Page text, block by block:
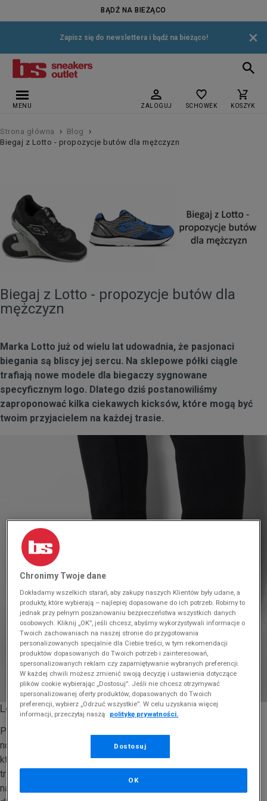
BĄDŹ NA BIEŻĄCO
Zapisz się do newslettera i bądź na bieżąco! ×
MENU ZALOGUJ SCHOWEK KOSZYK
Strona główna › Blog ›
Biegaj z Lotto - propozycje butów dla mężczyzn
Biegaj z Lotto - propozycje butów dla
mężczyzn
Marka Lotto już od wielu lat udowadnia, że pasjonaci
biegania są bliscy jej sercu. Na sklepowe półki ciągle
trafiają nowe modele dla biegaczy sygnowane
specyficznym logo. Dlatego dziś postanowiliśmy
zaproponować kilka ciekawych kicksów, które mogą być
twoim przyjacielem na każdej trasie.
Lotto Freeride AMF
Pierwsza pozycja w zestawieniu to model Freeride AMF, czyli
nowoczesna sylwetka z przewiewnego materiału tekstylnego,
który bez problemu dopasowuje się do stopy, dobrze ją
trzymając i zapewniając jej optymalny poziom stabilizacji. Buty
nadają się dla biegaczy biegających zarówno na krótkich, jak i
Chronimy Twoje dane
Dokładamy wszelkich starań, aby zakupy naszych Klientów były udane, a
produkty, które wybierają – najlepiej dopasowane do ich potrzeb. Robimy to
jednak przy pełnym poszanowaniu bezpieczeństwa wszystkich danych
osobowych. Kliknij „OK”, jeśli chcesz, abyśmy wykorzystywali informacje o
Twoich zachowaniach na naszej stronie do przygotowania
personalizowanych specjalnie dla Ciebie treści, w tym rekomendacji
produktów dopasowanych do Twoich potrzeb i zainteresowań,
spersonalizowanych reklam czy zapamiętywanie wybranych preferencji.
W każdej chwili możesz zmienić swoją decyzję i ustawienia dotyczące
plików cookie wybierając „Dostosuj”. Jeśli nie chcesz otrzymywać
spersonalizowanej oferty produktów, dopasowanych do Twoich
preferencji, wybierz „Odrzuć wszystkie”. W celu uzyskania więcej
informacji, przeczytaj naszą
politykę prywatności.
Dostosuj
OK